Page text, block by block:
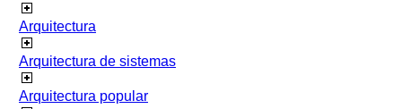
Arquitectura
Arquitectura de sistemas
Arquitectura popular